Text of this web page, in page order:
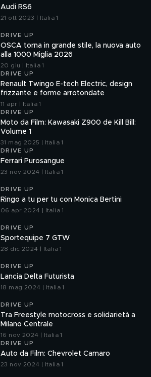
Audi RS6
21 ott 2023 | Italia 1
DRIVE UP
OSCA torna in grande stile, la nuova auto
alla 1000 Miglia 2026
20 giu | Italia 1
DRIVE UP
Renault Twingo E-tech Electric, design
frizzante e forme arrotondate
11 apr | Italia 1
DRIVE UP
Moto da Film: Kawasaki Z900 de Kill Bill:
Volume 1
31 mag 2025 | Italia 1
DRIVE UP
Ferrari Purosangue
23 nov 2024 | Italia 1
DRIVE UP
Ringo a tu per tu con Monica Bertini
06 apr 2024 | Italia 1
DRIVE UP
Sportequipe 7 GTW
28 dic 2024 | Italia 1
DRIVE UP
Lancia Delta Futurista
18 mag 2024 | Italia 1
DRIVE UP
Tra Freestyle motocross e solidarietà a
Milano Centrale
16 nov 2024 | Italia 1
DRIVE UP
Auto da Film: Chevrolet Camaro
23 nov 2024 | Italia 1